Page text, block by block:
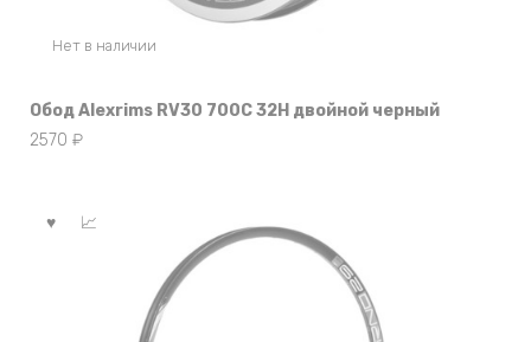
Нет в наличии
Обод Alexrims RV30 700C 32H двойной черный
2570 ₽